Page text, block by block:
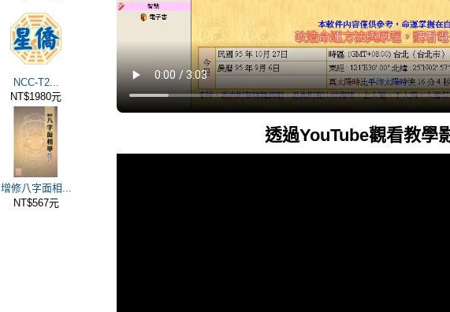
NCC-T2...
NT$1980元
增修八字面相...
NT$567元
透過YouTube觀看教學